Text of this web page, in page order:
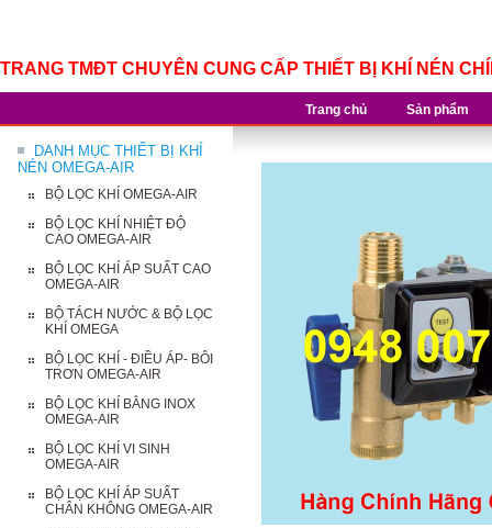
TRANG TMĐT CHUYÊN CUNG CẤP THIẾT BỊ KHÍ NÉN
Trang chủ Sản phẩm
DANH MỤC THIẾT BỊ KHÍ
NÉN OMEGA-AIR
BỘ LỌC KHÍ OMEGA-AIR
BỘ LỌC KHÍ NHIỆT ĐỘ
CAO OMEGA-AIR
BỘ LỌC KHÍ ÁP SUẤT CAO
OMEGA-AIR
BỘ TÁCH NƯỚC & BỘ LỌC
KHÍ OMEGA
BỘ LỌC KHÍ - ĐIỀU ÁP- BÔI
TRƠN OMEGA-AIR
BỘ LỌC KHÍ BẰNG INOX
OMEGA-AIR
BỘ LỌC KHÍ VI SINH
OMEGA-AIR
BỘ LỌC KHÍ ÁP SUẤT
CHÂN KHÔNG OMEGA-AIR